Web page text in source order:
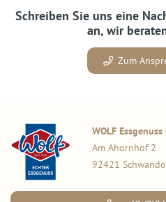
Schreiben Sie uns eine
an, wir
Zum
WOLF Essgenuss
Am Ahornhof 2
92421